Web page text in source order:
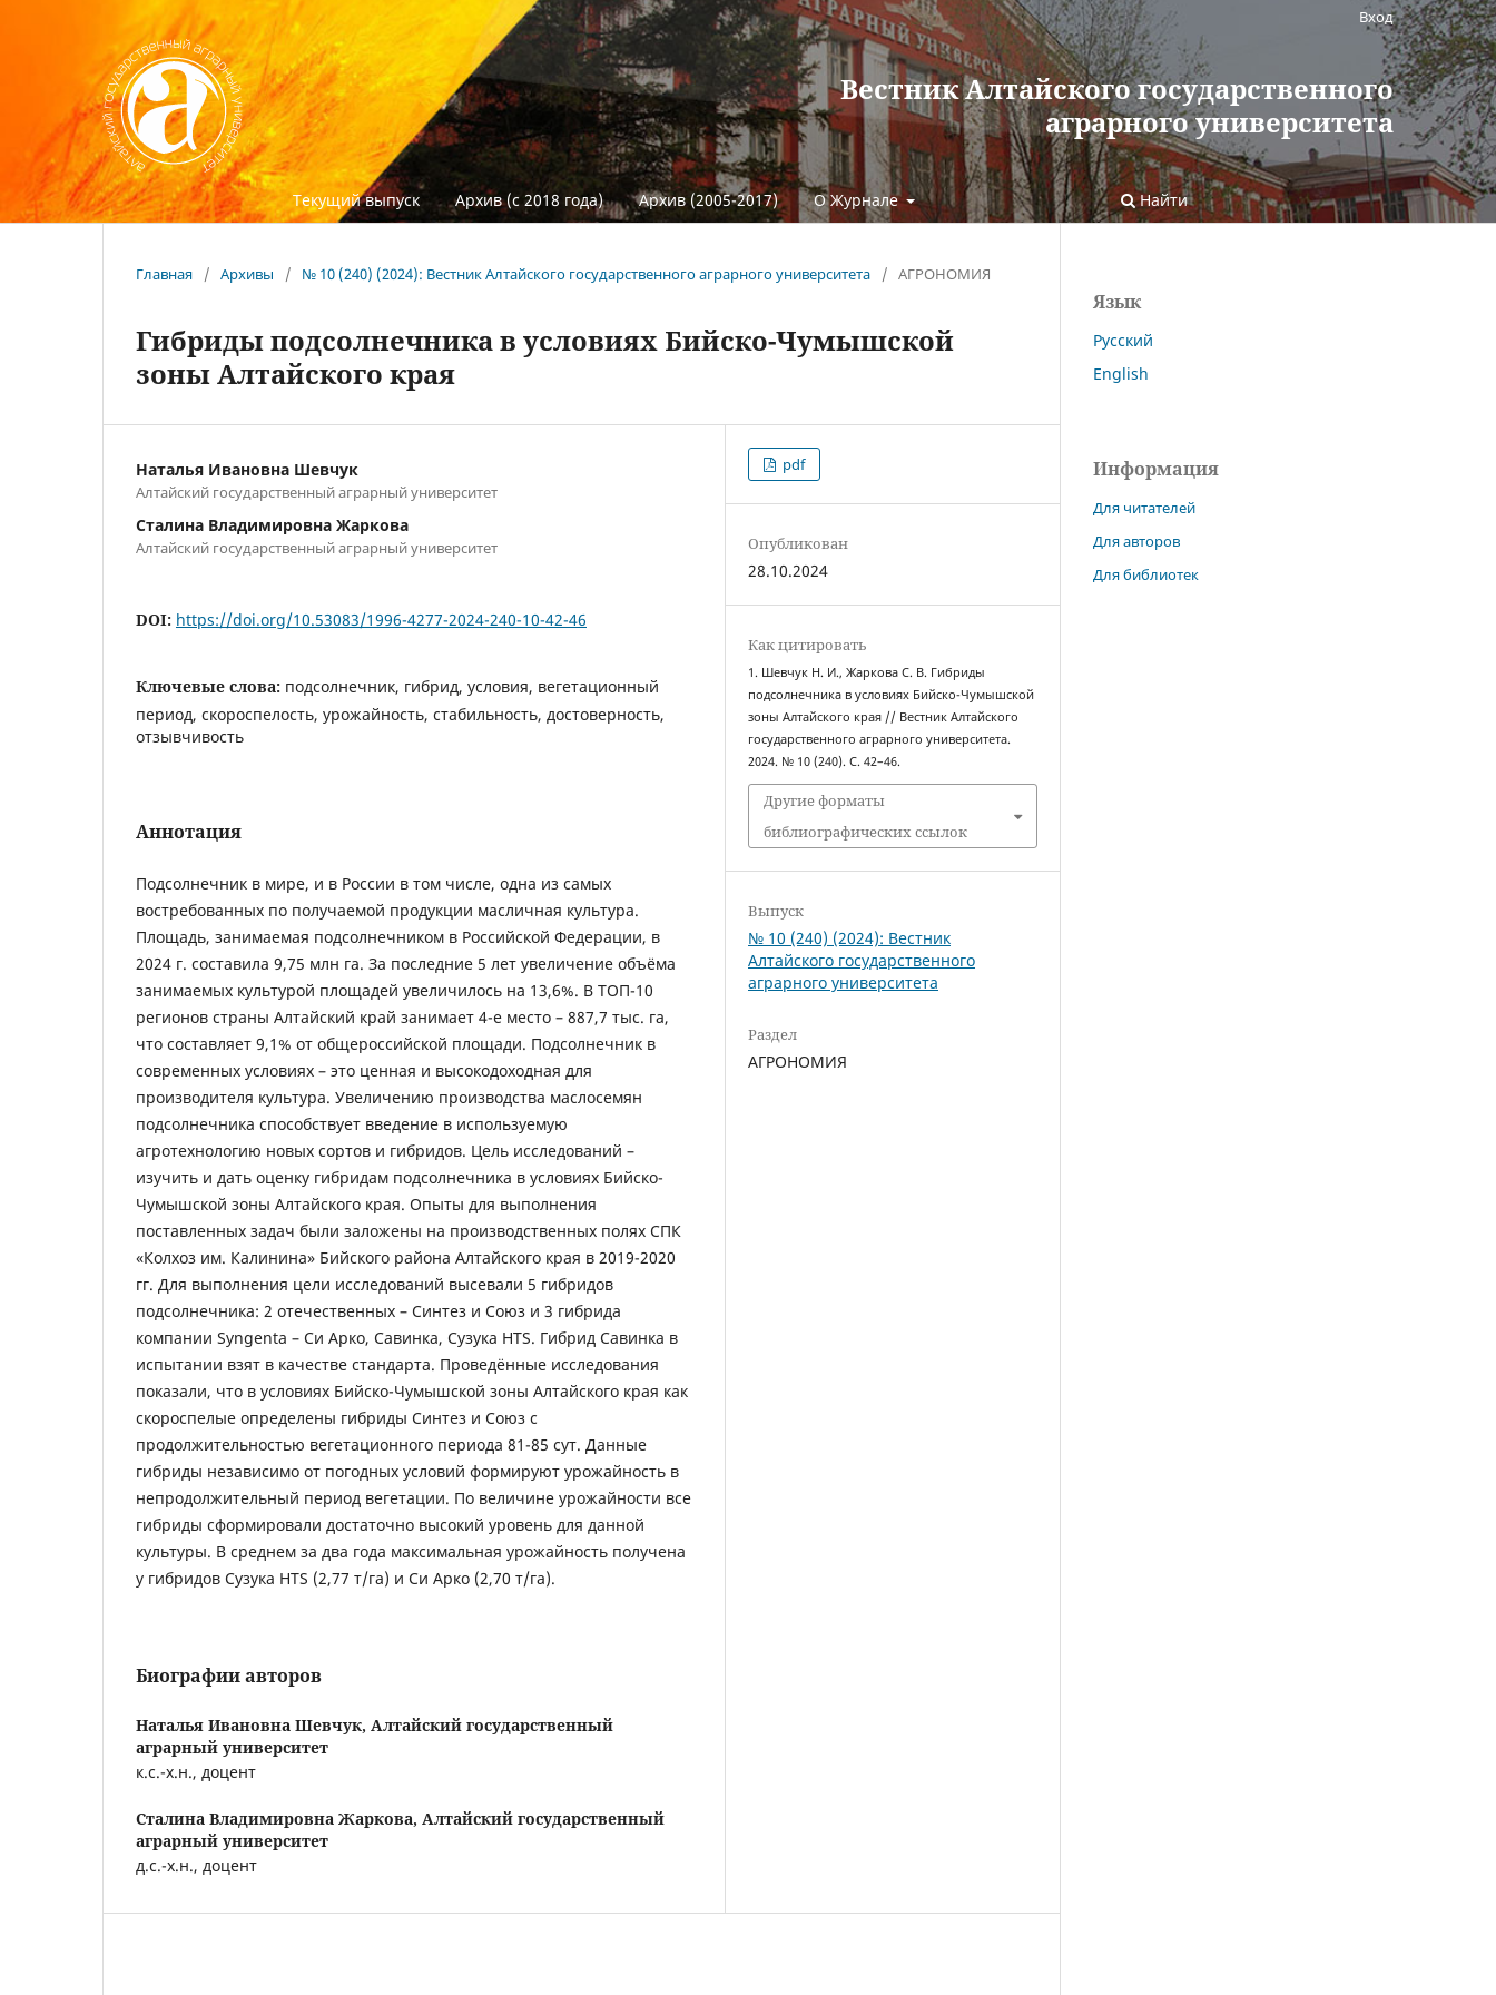
Вестник Алтайского государственного
аграрного университета
Текущий выпуск Архив (с 2018 года) Архив (2005-2017) О Журнале Найти
Вход
Главная / Архивы / № 10 (240) (2024): Вестник Алтайского государственного аграрного университета / АГРОНОМИЯ
Гибриды подсолнечника в условиях Бийско-Чумышской
зоны Алтайского края
Наталья Ивановна Шевчук
Алтайский государственный аграрный университет
Сталина Владимировна Жаркова
Алтайский государственный аграрный университет
DOI: https://doi.org/10.53083/1996-4277-2024-240-10-42-46
Ключевые слова: подсолнечник, гибрид, условия, вегетационный
период, скороспелость, урожайность, стабильность, достоверность,
отзывчивость
Аннотация
Подсолнечник в мире, и в России в том числе, одна из самых
востребованных по получаемой продукции масличная культура.
Площадь, занимаемая подсолнечником в Российской Федерации, в
2024 г. составила 9,75 млн га. За последние 5 лет увеличение объёма
занимаемых культурой площадей увеличилось на 13,6%. В ТОП-10
регионов страны Алтайский край занимает 4-е место – 887,7 тыс. га,
что составляет 9,1% от общероссийской площади. Подсолнечник в
современных условиях – это ценная и высокодоходная для
производителя культура. Увеличению производства маслосемян
подсолнечника способствует введение в используемую
агротехнологию новых сортов и гибридов. Цель исследований –
изучить и дать оценку гибридам подсолнечника в условиях Бийско-
Чумышской зоны Алтайского края. Опыты для выполнения
поставленных задач были заложены на производственных полях СПК
«Колхоз им. Калинина» Бийского района Алтайского края в 2019-2020
гг. Для выполнения цели исследований высевали 5 гибридов
подсолнечника: 2 отечественных – Синтез и Союз и 3 гибрида
компании Syngenta – Си Арко, Савинка, Сузука HTS. Гибрид Савинка в
испытании взят в качестве стандарта. Проведённые исследования
показали, что в условиях Бийско-Чумышской зоны Алтайского края как
скороспелые определены гибриды Синтез и Союз с
продолжительностью вегетационного периода 81-85 сут. Данные
гибриды независимо от погодных условий формируют урожайность в
непродолжительный период вегетации. По величине урожайности все
гибриды сформировали достаточно высокий уровень для данной
культуры. В среднем за два года максимальная урожайность получена
у гибридов Сузука HTS (2,77 т/га) и Си Арко (2,70 т/га).
Биографии авторов
Наталья Ивановна Шевчук, Алтайский государственный
аграрный университет
к.с.-х.н., доцент
Сталина Владимировна Жаркова, Алтайский государственный
аграрный университет
д.с.-х.н., доцент
pdf
Опубликован
28.10.2024
Как цитировать
1. Шевчук Н. И., Жаркова С. В. Гибриды
подсолнечника в условиях Бийско-Чумышской
зоны Алтайского края // Вестник Алтайского
государственного аграрного университета.
2024. № 10 (240). С. 42–46.
Другие форматы
библиографических ссылок
Выпуск
№ 10 (240) (2024): Вестник
Алтайского государственного
аграрного университета
Раздел
АГРОНОМИЯ
Язык
Русский
English
Информация
Для читателей
Для авторов
Для библиотек